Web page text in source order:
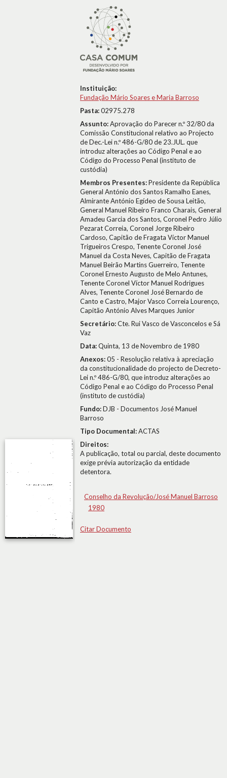
Instituição:
Fundação Mário Soares e Maria Barroso
Pasta:02975.278
Assunto:Aprovação do Parecer n.º 32/80 da
Comissão Constitucional relativo ao Projecto
de Dec.-Lei n.º 486-G/80 de 23.JUL. que
introduz alterações ao Código Penal e ao
Código do Processo Penal (instituto de
custódia)
Membros Presentes:Presidente da República
General António dos Santos Ramalho Eanes,
Almirante António Egídeo de Sousa Leitão,
General Manuel Ribeiro Franco Charais, General
Amadeu Garcia dos Santos, Coronel Pedro Júlio
Pezarat Correia, Coronel Jorge Ribeiro
Cardoso, Capitão de Fragata Víctor Manuel
Trigueiros Crespo, Tenente Coronel José
Manuel da Costa Neves, Capitão de Fragata
Manuel Beirão Martins Guerreiro, Tenente
Coronel Ernesto Augusto de Melo Antunes,
Tenente Coronel Víctor Manuel Rodrigues
Alves, Tenente Coronel José Bernardo de
Canto e Castro, Major Vasco Correia Lourenço,
Capitão António Alves Marques Junior
Secretário:Cte. Rui Vasco de Vasconcelos e Sá
Vaz
Data:Quinta, 13 de Novembro de 1980
Anexos:05 - Resolução relativa à apreciação
da constitucionalidade do projecto de Decreto-
Lei n.º 486-G/80, que introduz alterações ao
Código Penal e ao Código do Processo Penal
(instituto de custódia)
Fundo:DJB - Documentos José Manuel
Barroso
Tipo Documental:ACTAS
Direitos:
A publicação, total ou parcial, deste documento
exige prévia autorização da entidade
detentora.
Conselho da Revolução/José Manuel Barroso
1980
Citar Documento